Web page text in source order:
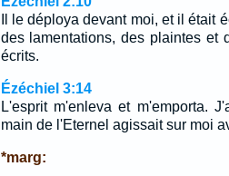
Il le déploya devant moi, et il était
des lamentations, des plaintes et
écrits.
Ézéchiel 3:14
L'esprit m'enleva et m'emporta.
main de l'Eternel agissait sur moi
*marg: